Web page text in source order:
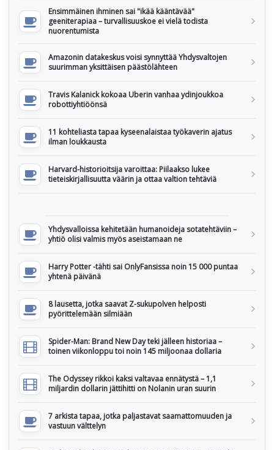
Ensimmäinen ihminen sai "ikää kääntävää"
geeniterapiaa – turvallisuuskoe ei vielä todista
nuorentumista
Amazonin datakeskus voisi synnyttää Yhdysvaltojen
suurimman yksittäisen päästölähteen
Travis Kalanick kokoaa Uberin vanhaa ydinjoukkoa
robottiyhtiöönsä
11 kohteliasta tapaa kyseenalaistaa työkaverin ajatus
ilman loukkausta
Harvard-historioitsija varoittaa: Piilaakso lukee
tieteiskirjallisuutta väärin ja ottaa valtion tehtäviä
Yhdysvalloissa kehitetään humanoideja sotatehtäviin –
yhtiö olisi valmis myös aseistamaan ne
Harry Potter -tähti sai OnlyFansissa noin 15 000 puntaa
yhtenä päivänä
8 lausetta, jotka saavat Z-sukupolven helposti
pyörittelemään silmiään
Spider-Man: Brand New Day teki jälleen historiaa –
toinen viikonloppu toi noin 145 miljoonaa dollaria
The Odyssey rikkoi kaksi valtavaa ennätystä – 1,1
miljardin dollarin jättihitti on Nolanin uran suurin
7 arkista tapaa, jotka paljastavat saamattomuuden ja
vastuun välttelyn